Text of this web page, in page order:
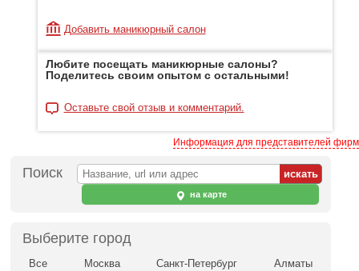
Добавить маникюрный салон
Любите посещать маникюрные салоны?
Поделитесь своим опытом с остальными!
Оставьте свой отзыв и комментарий.
Информация для представителей фирм
Поиск
на карте
Выберите город
Все Москва Санкт-Петербург
Алматы